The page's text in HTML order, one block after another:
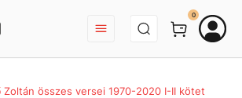
BEJELENTKEZÉS
0
Zoltán összes versei 1970-2020 I-II kötet